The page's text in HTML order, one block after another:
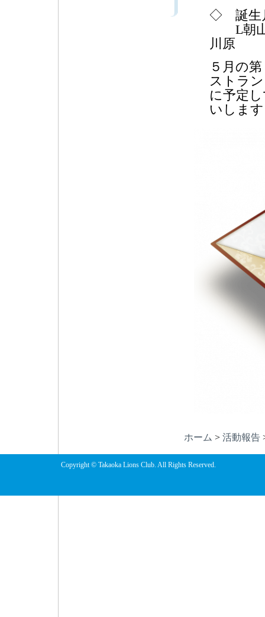
◇ 誕生
L朝山L
川原
５月の
ストラ
に予定
いしま
ホーム >活動報告
Copyright © Takaoka Lions Club. All Rights Reserved.